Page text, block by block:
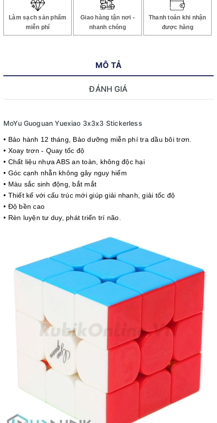
Làm sạch sản phẩm
miễn phí
Giao hàng tận nơi -
nhanh chóng
Thanh toán khi nhận
được hàng
MÔ TẢ
ĐÁNH GIÁ
MoYu Guoguan Yuexiao 3x3x3 Stickerless
• Bảo hành 12 tháng, Bảo dưỡng miễn phí tra dầu bôi trơn.
• Xoay trơn - Quay tốc độ
• Chất liệu nhựa ABS an toàn, không độc hại
• Góc cạnh nhẵn không gây nguy hiểm
• Màu sắc sinh động, bắt mắt
• Thiết kế với cấu trúc mới giúp giải nhanh, giải tốc độ
• Độ bền cao
• Rèn luyện tư duy, phát triển trí não.